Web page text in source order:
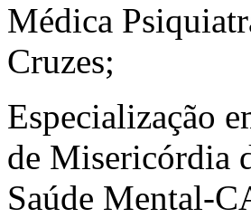
Médica
Cruzes;
Especialização
de Misericórdia
Saúde Mental-